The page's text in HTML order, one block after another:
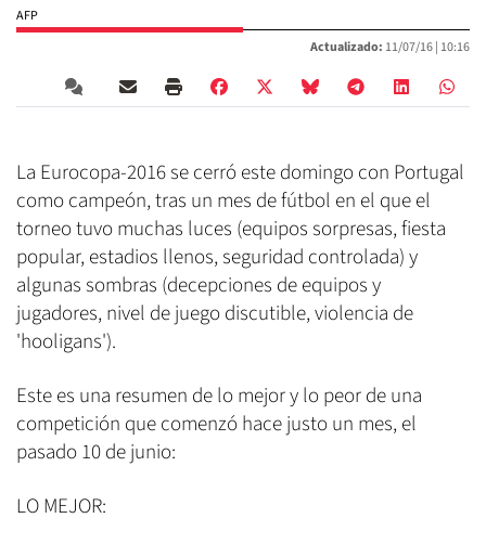
AFP
Actualizado: 11/07/16 | 10:16
La Eurocopa-2016 se cerró este domingo con Portugal
como campeón, tras un mes de fútbol en el que el
torneo tuvo muchas luces (equipos sorpresas, fiesta
popular, estadios llenos, seguridad controlada) y
algunas sombras (decepciones de equipos y
jugadores, nivel de juego discutible, violencia de
'hooligans').
Este es una resumen de lo mejor y lo peor de una
competición que comenzó hace justo un mes, el
pasado 10 de junio:
LO MEJOR: